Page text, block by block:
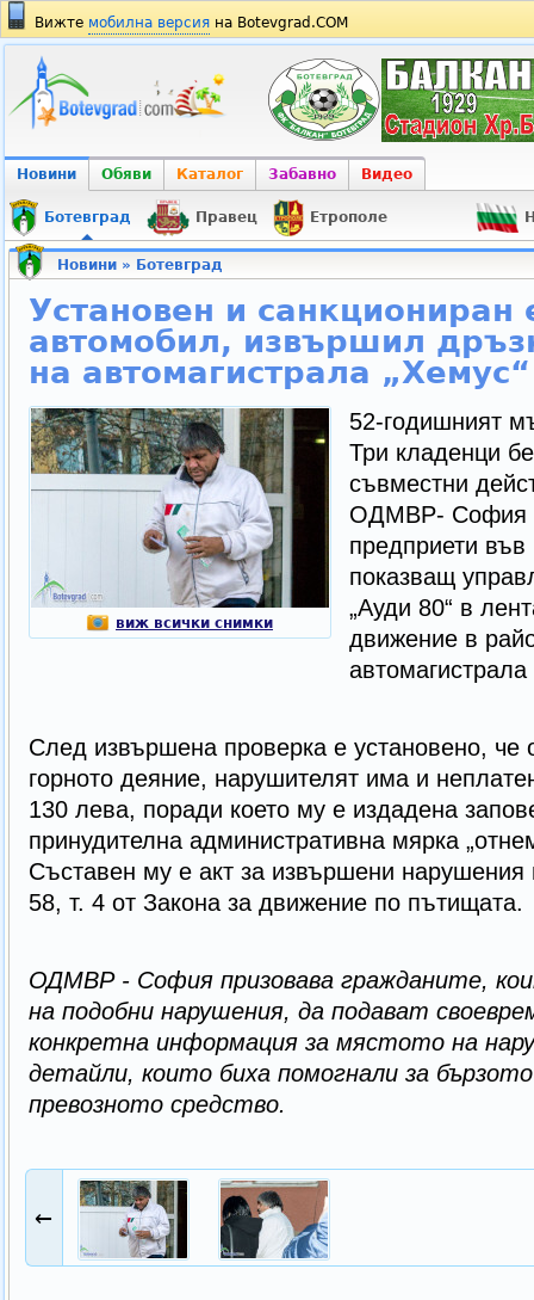
Вижте мобилна версия на Botevgrad.COM
Новини Обяви Каталог Забавно Видео
Ботевград Правец Етрополе
Новини» Ботевград
Установен и санкциониран
автомобил, извършил
на автомагистрала „Хемус“
виж всички снимки
52-годишният
Три кладенци
съвместни
ОДМВР- София
предприети
показващ
„Ауди 80“ в
движение в
автомагистрала
След извършена проверка е установено, че
горното деяние, нарушителят има и
130 лева, поради което му е издадена
принудителна административна мярка
Съставен му е акт за извършени
58, т. 4 от Закона за движение по пътищата.
ОДМВР - София призовава гражданите,
на подобни нарушения, да подават
конкретна информация за мястото на
детайли, които биха помогнали за
превозното средство.
←